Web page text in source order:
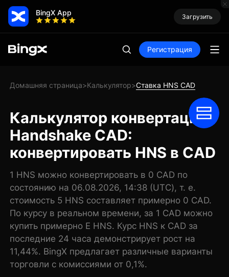
BingX App Загрузить
Регистрация
Домашняя страница>Калькулятор>Ставка HNS CAD
Калькулятор конвертации
Handshake CAD:
конвертировать HNS в CAD
1 HNS можно конвертировать в 0 CAD по
состоянию на 06.08.2026, 14:38 (UTC), т. е.
стоимость 5 HNS составляет примерно 0 CAD.
По курсу в реальном времени, за 1 CAD можно
купить примерно E HNS. Курс HNS к CAD за
последние 24 часа демонстрирует рост на
11,44%. BingX предлагает различные варианты
торговли с комиссиями от 0,1%.